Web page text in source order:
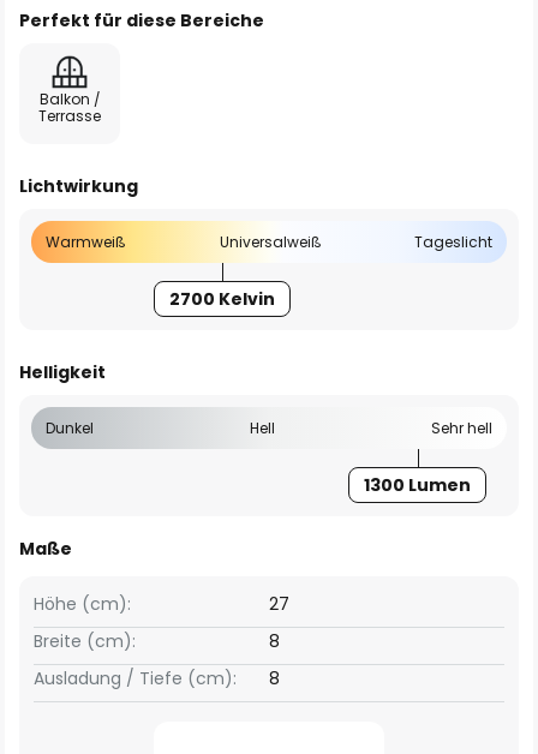
Perfekt für diese Bereiche
Balkon /
Terrasse
Lichtwirkung
Warmweiß Universalweiß Tageslicht
2700 Kelvin
Helligkeit
Dunkel Hell Sehr hell
1300 Lumen
Maße
Breite (cm): 8
Höhe (cm): 27
Ausladung / Tiefe (cm): 8